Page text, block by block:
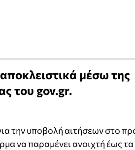
μέσω της
του gov.gr.
την υποβολή αιτήσεων στο
να παραμένει ανοιχτή έως